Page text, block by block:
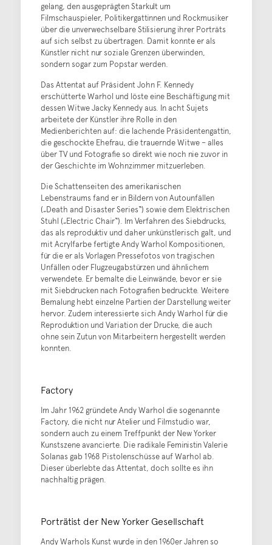
gelang, den ausgeprägten Starkult um
Filmschauspieler, Politikergattinnen und Rockmusiker
über die unverwechselbare Stilisierung ihrer Porträts
auf sich selbst zu übertragen. Damit konnte er als
Künstler nicht nur soziale Grenzen überwinden,
sondern sogar zum Popstar werden.
Das Attentat auf Präsident John F. Kennedy
erschütterte Warhol und löste eine Beschäftigung mit
dessen Witwe Jacky Kennedy aus. In acht Sujets
arbeitete der Künstler ihre Rolle in den
Medienberichten auf: die lachende Präsidentengattin,
die geschockte Ehefrau, die trauernde Witwe – alles
über TV und Fotografie so direkt wie noch nie zuvor in
der Geschichte im Wohnzimmer mitzuerleben.
Die Schattenseiten des amerikanischen
Lebenstraums fand er in Bildern von Autounfällen
(„Death and Disaster Series“) sowie dem Elektrischen
Stuhl („Electric Chair“). Im Verfahren des Siebdrucks,
das als reproduktiv und daher unkünstlerisch galt, und
mit Acrylfarbe fertigte Andy Warhol Kompositionen,
für die er als Vorlagen Pressefotos von tragischen
Unfällen oder Flugzeugabstürzen und ähnlichem
verwendete. Er bemalte die Leinwände, bevor er sie
mit Siebdrucken nach Fotografien bedruckte. Weitere
Bemalung hebt einzelne Partien der Darstellung weiter
hervor. Zudem interessierte sich Andy Warhol für die
Reproduktion und Variation der Drucke, die auch
ohne sein Zutun von Mitarbeitern hergestellt werden
konnten.
Factory
Im Jahr 1962 gründete Andy Warhol die sogenannte
Factory, die nicht nur Atelier und Filmstudio war,
sondern auch zu einem Treffpunkt der New Yorker
Kunstszene avancierte. Die radikale Feministin Valerie
Solanas gab 1968 Pistolenschüsse auf Warhol ab.
Dieser überlebte das Attentat, doch sollte es ihn
nachhaltig prägen.
Porträtist der New Yorker Gesellschaft
Andy Warhols Kunst wurde in den 1960er Jahren so